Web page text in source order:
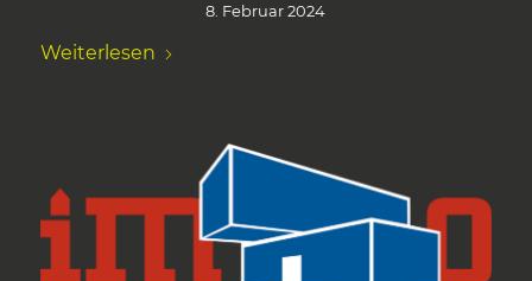
8. Februar 2024
Weiterlesen